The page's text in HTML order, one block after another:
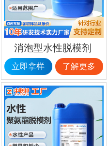
消泡型水性脱模剂
立即拿样 了解更多